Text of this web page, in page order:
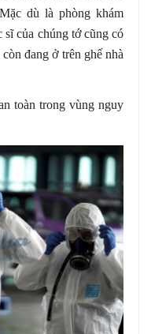
dù là phòng khám
sĩ của chúng tớ cũng có
đang ở trên ghế nhà
toàn trong vùng nguy